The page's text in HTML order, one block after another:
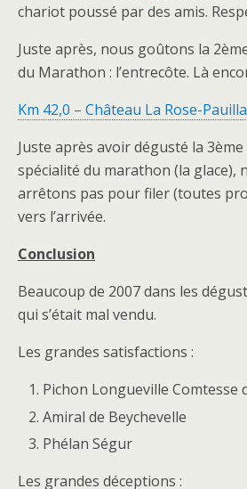
chariot poussé par des amis.
Juste après, nous goûtons la
du Marathon : l’entrecôte. Là
Km 42,0 – Château La Rose-
Juste après avoir dégusté la
spécialité du marathon (la glace),
arrêtons pas pour filer (toutes
vers l’arrivée.
Conclusion
Beaucoup de 2007 dans les
qui s’était mal vendu.
Les grandes satisfactions :
Pichon Longueville Comtesse
Amiral de Beychevelle
Phélan Ségur
Les grandes déceptions :